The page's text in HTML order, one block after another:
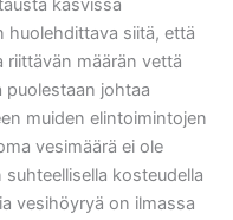
kasvissa
huolehdittava siitä, että
riittävän määrän vettä
puolestaan johtaa
muiden elintoimintojen
vesimäärä ei ole
kosteudella
vesihöyryä on ilmassa